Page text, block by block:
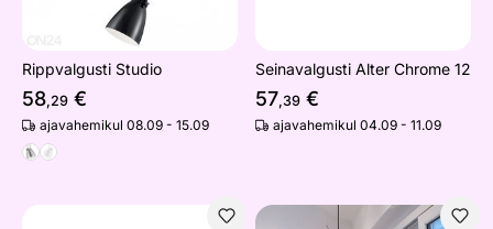
Rippvalgusti Studio
58,29 €
ajavahemikul 08.09 - 15.09
Seinavalgusti Alter Chrome 12
57,39 €
ajavahemikul 04.09 - 11.09